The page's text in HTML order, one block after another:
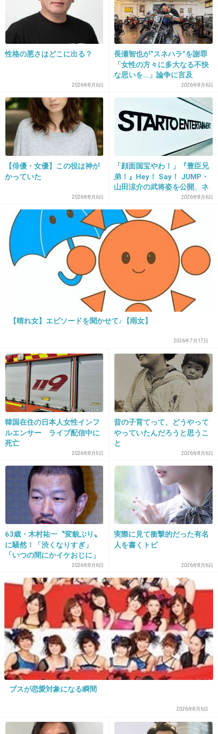
20. 匿名 2013/06/15(土) 20:02:53
>1
>「元気になってもらえれば」とエールを送っ
この言い方「もうさよなら」とも聞こえるし、
復帰を望んでないと思うｗｗ
出典：blog-imgs-56.fc2.com
+22 -3
2013/06/15(土) 20:03:31
矢口もう芸能界難しいだろうね
2013/06/15(土) 20:04:01
結局矢口は逃亡してるだけで謝罪とか説明はし
+13
23. 匿名2013/06/15(土) 20:05:53
矢口、寝込んでそう。
+8
24. 匿名 2013/06/15(土) 20:06:03
今田って韓流大好きだよね。
少女時代好きすぎてサバンナの高橋とコンサー
ト行きまくりだし、モデルのヨンアも好きだ
し。
+15 -3
23、あの女寝込むようなタマじゃないでしょ
(笑)
+31 -3
26. 匿名 2013/06/15(土) 20:15:28
それにしてもまさかこの数週間で矢口が仕事全
性格の悪さはどこに出る？
2026年8月6日
長瀬智也が“スネハラ”を謝罪
「女性の方々に多大なる不快
な思いを…」論争に言及
2026年8月6日
【俳優・女優】この役は神が
かっていた
2026年8月6日
「顔面国宝やわ！」『豊臣兄
弟！』Hey！ Say！ JUMP・
山田涼介の武将姿を公開、ネ
ット歓喜「ビジュ良すぎん」
「こんな美しい秀次は初め
て」
2026年8月6日
【晴れ女】エピソードを聞かせて♪【雨女】
2026年7月17日
韓国在住の日本人女性インフ
ルエンサー ライブ配信中に
死亡
2026年8月5日
昔の子育てって、どうやって
やっていたんだろうと思うこ
と
2026年8月6日
63歳・木村祐一〝変貌ぶり〟
に騒然！「渋くなりすぎ」
「いつの間にかイケおじに」
2026年8月6日
実際に見て衝撃的だった有名
人を書くトピ
2026年8月6日
ブスが恋愛対象になる瞬間
2026年8月6日